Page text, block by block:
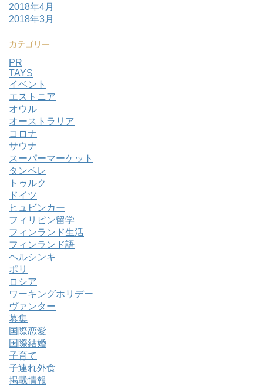
2018年4月
2018年3月
カテゴリー
PR
TAYS
イベント
エストニア
オウル
オーストラリア
コロナ
サウナ
スーパーマーケット
タンペレ
トゥルク
ドイツ
ヒュビンカー
フィリピン留学
フィンランド生活
フィンランド語
ヘルシンキ
ポリ
ロシア
ワーキングホリデー
ヴァンター
募集
国際恋愛
国際結婚
子育て
子連れ外食
掲載情報